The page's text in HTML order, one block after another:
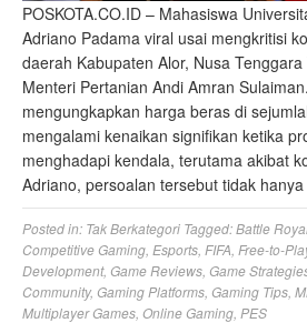
POSKOTA.CO.ID – Mahasiswa
Adriano Padama viral usai mengkritisi
daerah Kabupaten Alor, Nusa
Menteri Pertanian Andi Amran
mengungkapkan harga beras di
mengalami kenaikan signifikan ketika
menghadapi kendala, terutama akibat
Adriano, persoalan tersebut tidak
Posted in: Tak Berkategori Tagged:Battle
Competitive Gaming Esports FIFA Free-to-
Development, Game Reviews Game
Community, Gaming Platforms Gaming Tips
Multiplayer Games Online Gaming PES